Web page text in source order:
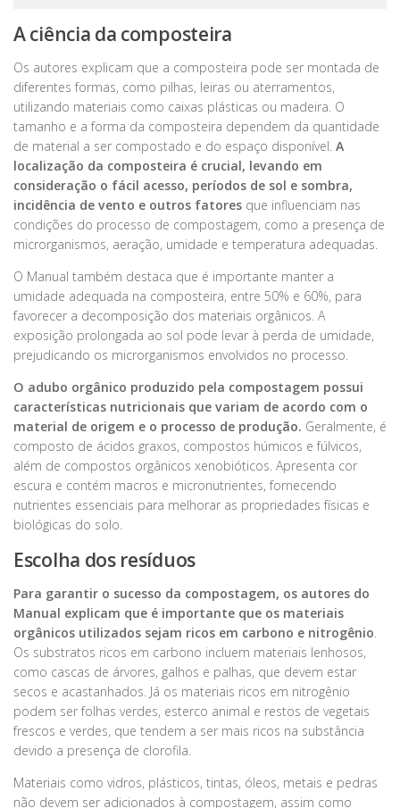
A ciência da composteira
Os autores explicam que a composteira pode ser montada de
diferentes formas, como pilhas, leiras ou aterramentos,
utilizando materiais como caixas plásticas ou madeira. O
tamanho e a forma da composteira dependem da quantidade
de material a ser compostado e do espaço disponível. A
localização da composteira é crucial, levando em
consideração o fácil acesso, períodos de sol e sombra,
incidência de vento e outros fatores que influenciam nas
condições do processo de compostagem, como a presença de
microrganismos, aeração, umidade e temperatura adequadas.
O Manual também destaca que é importante manter a
umidade adequada na composteira, entre 50% e 60%, para
favorecer a decomposição dos materiais orgânicos. A
exposição prolongada ao sol pode levar à perda de umidade,
prejudicando os microrganismos envolvidos no processo.
O adubo orgânico produzido pela compostagem possui
características nutricionais que variam de acordo com o
material de origem e o processo de produção. Geralmente, é
composto de ácidos graxos, compostos húmicos e fúlvicos,
além de compostos orgânicos xenobióticos. Apresenta cor
escura e contém macros e micronutrientes, fornecendo
nutrientes essenciais para melhorar as propriedades físicas e
biológicas do solo.
Escolha dos resíduos
Para garantir o sucesso da compostagem, os autores do
Manual explicam que é importante que os materiais
orgânicos utilizados sejam ricos em carbono e nitrogênio.
Os substratos ricos em carbono incluem materiais lenhosos,
como cascas de árvores, galhos e palhas, que devem estar
secos e acastanhados. Já os materiais ricos em nitrogênio
podem ser folhas verdes, esterco animal e restos de vegetais
frescos e verdes, que tendem a ser mais ricos na substância
devido a presença de clorofila.
Materiais como vidros, plásticos, tintas, óleos, metais e pedras
não devem ser adicionados à compostagem, assim como